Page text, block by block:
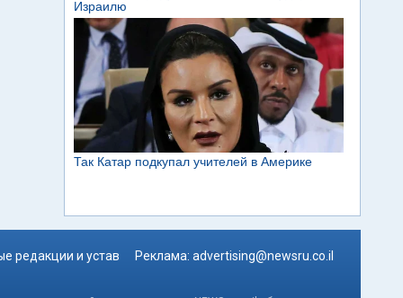
редакции и устав Реклама: advertising@newsru.co.il